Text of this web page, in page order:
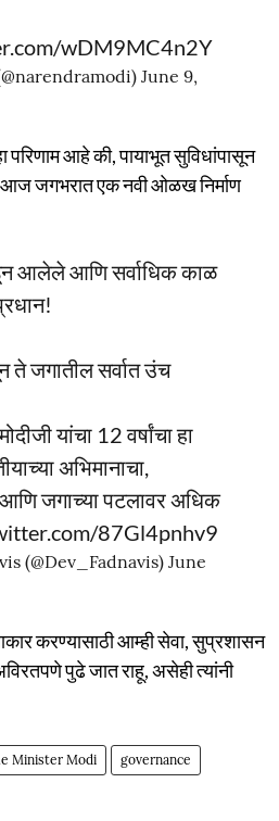
wDM9MC4n2Y
June 9,
आहे की, पायाभूत सुविधांपासून
आज जगभरात एक नवी ओळख निर्माण
आलेले आणि सर्वाधिक काळ
ते जगातील सर्वात उंच
यांचा 12 वर्षांचा हा
अभिमानाचा,
आणि जगाच्या पटलावर अधिक
87Gl4pnhv9
(@Dev_Fadnavis) June
करण्यासाठी आम्ही सेवा, सुप्रशासन
पुढे जात राहू, असेही त्यांनी
Minister Modi governance